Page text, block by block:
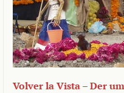
Volver la Vista – Der